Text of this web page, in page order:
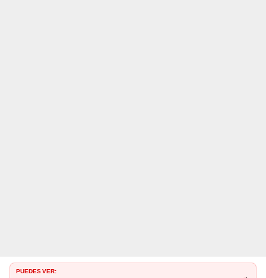
PUEDES VER: